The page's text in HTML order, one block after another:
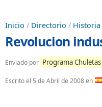
Inicio / Directorio / Historia
Revolucion
Enviado por Programa Chuletas
Escrito el 5 de Abril de 2008en